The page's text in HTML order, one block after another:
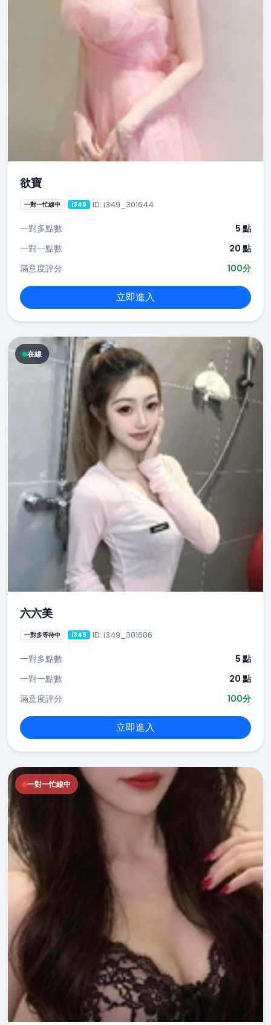
欲寶
一對一忙線中 i349 ID: i349_301644
一對多點數
5 點
一對一點數
20 點
滿意度評分
100分
立即進入
在線
六六美
一對多等待中 i349 ID: i349_301606
一對多點數
5 點
一對一點數
20 點
滿意度評分
100分
立即進入
一對一忙線中